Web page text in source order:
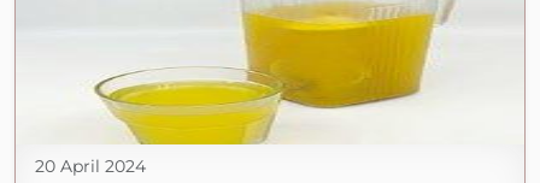
20 April 2024